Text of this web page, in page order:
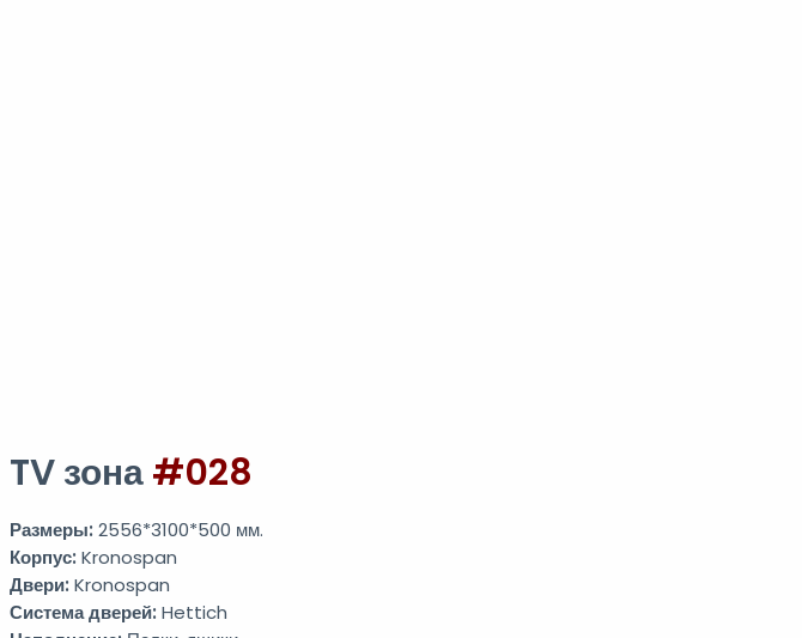
TV зона#028
Размеры: 2556*3100*500 мм.
Корпус: Kronospan
Двери: Kronospan
Система дверей: Hettich